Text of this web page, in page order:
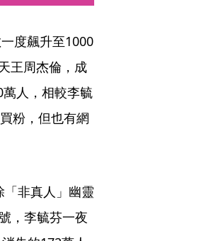
度飆升至1000
王周杰倫，成
人，相較李毓
粉，但也有網
非真人」幽靈
，李毓芬一夜